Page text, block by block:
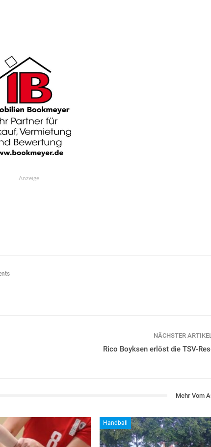
Anzeige
NÄCHSTER
Rico Boyksen erlöst die TSV-
Mehr Vom
Handball